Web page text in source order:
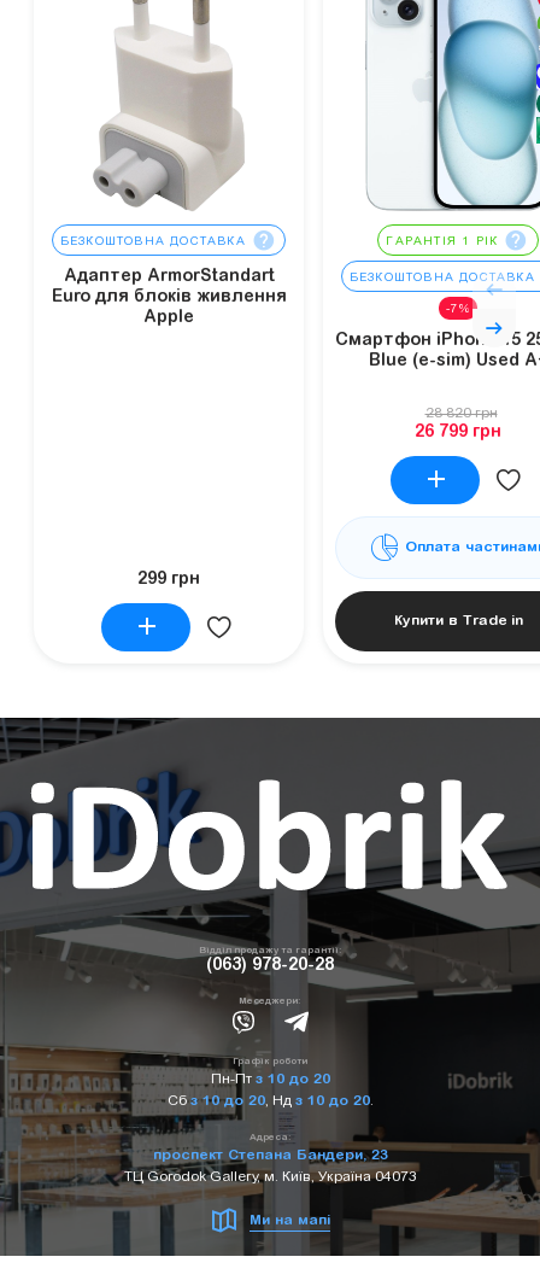
БЕЗКОШТОВНА ДОСТАВКА
Адаптер ArmorStandart
Euro для блоків живлення
Apple
299 грн
ГАРАНТІЯ 1 РІК
БЕЗКОШТОВНА ДОСТАВКА
-7%
Смартфон iPhone 15
Blue (e-sim) Used
26 799 грн
28 820 грн
Оплата
Купити в Trade in
Відділ продажу та гарантії:
(063) 978-20-28
Меседжери:
Графік роботи
Пн-Пт з 10 до 20
Сбз 10 до 20, Нд з 10 до 20.
Адреса:
проспект Степана Бандери, 23
ТЦ Gorodok Gallery, м. Київ, Україна 04073
Ми на мапі